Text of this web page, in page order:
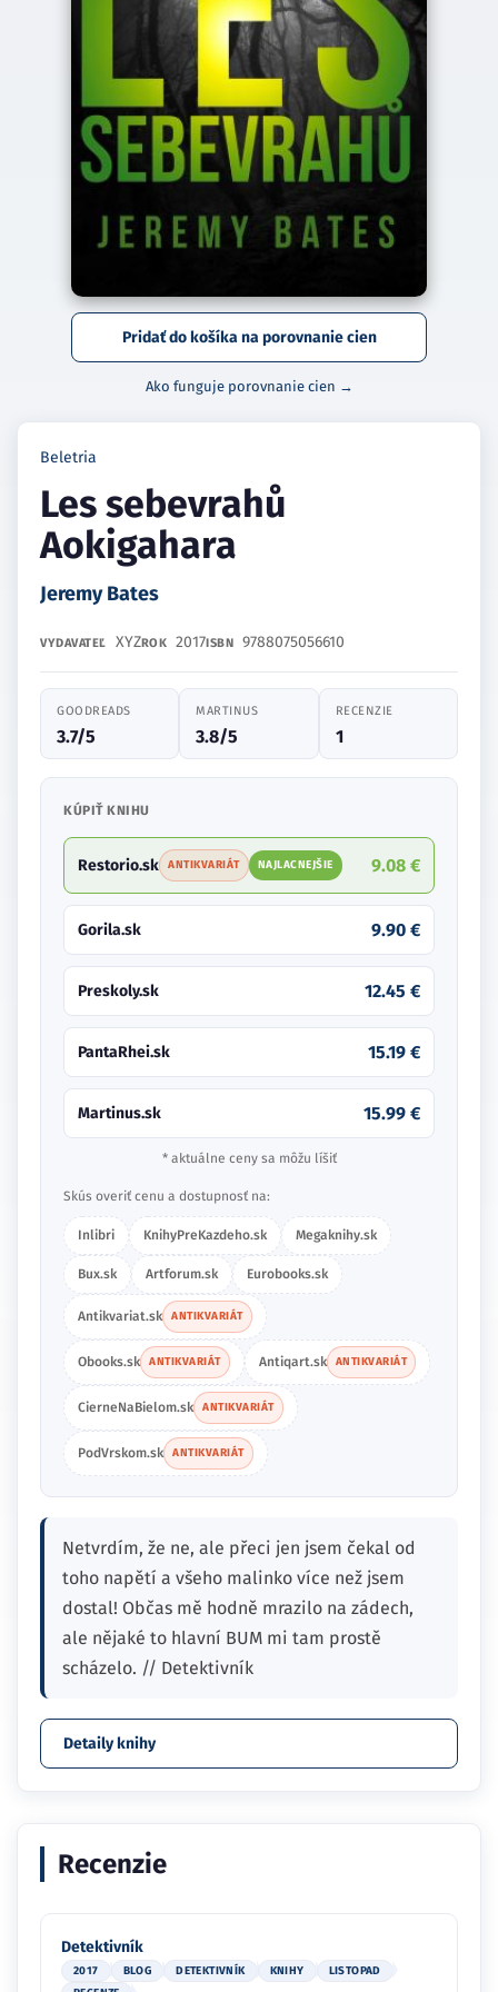
Pridať do košíka na porovnanie cien
Ako funguje porovnanie cien →
Beletria
Les sebevrahů
Aokigahara
Jeremy Bates
VYDAVATEĽ XYZROK 2017ISBN 9788075056610
GOODREADS
3.7/5
MARTINUS
3.8/5
RECENZIE
1
KÚPIŤ KNIHU
Restorio.sk ANTIKVARIÁT NAJLACNEJŠIE 9.08 €
Gorila.sk 9.90 €
Preskoly.sk 12.45 €
PantaRhei.sk 15.19 €
Martinus.sk 15.99 €
* aktuálne ceny sa môžu líšiť
Skús overiť cenu a dostupnosť na:
Inlibri KnihyPreKazdeho.sk Megaknihy.sk
Bux.sk Artforum.sk Eurobooks.sk
Antikvariat.sk ANTIKVARIÁT
Obooks.sk ANTIKVARIÁT Antiqart.sk ANTIKVARIÁT
CierneNaBielom.sk ANTIKVARIÁT
PodVrskom.sk ANTIKVARIÁT
Netvrdím, že ne, ale přeci jen jsem čekal od
toho napětí a všeho malinko více než jsem
dostal! Občas mě hodně mrazilo na zádech,
ale nějaké to hlavní BUM mi tam prostě
scházelo. // Detektivník
Detaily knihy
Recenzie
Detektivník
2017 BLOG DETEKTIVNÍK KNIHY
LISTOPAD